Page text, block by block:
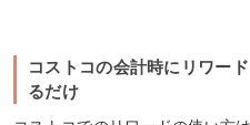
コストコの会計時にリワー
るだけ